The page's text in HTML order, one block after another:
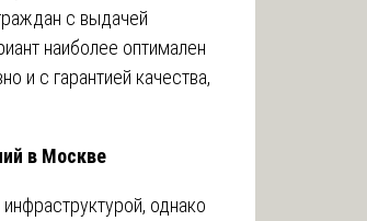
с выдачей
наиболее оптимален
и с гарантией качества,
в Москве
однако